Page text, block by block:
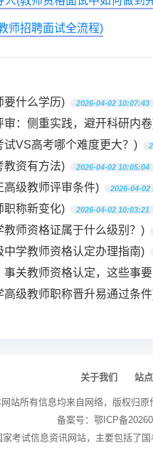
师招聘面试全流程)
要什么学历)
2026-04-02 10:07:43
：侧重实践，避开科研内
VS高考哪个难度更大？)
教资有方法) 2026-04-02 10:05:04
高级教师评审条件) 2026-04-02
职称新变化) 2026-04-02 10:03:21
师资格证属于什么级别？)
学教师资格认定办理指南)
关教师资格认定，这些事
级教师职称晋升易通过条
关于我们 站
站所有信息均来自网络，版权归原
备案号： 鄂ICP备
考试信息资讯网站，主要包括了